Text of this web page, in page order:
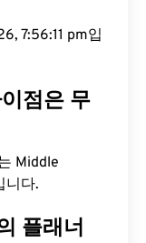
7:56:12 pm입
점은 무
Middle
니다.
플래너